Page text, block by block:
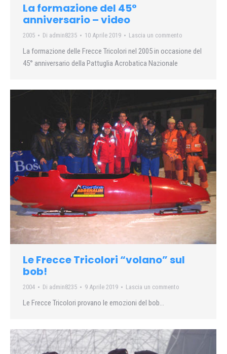
La formazione del 45°
anniversario – video
2005 Di admin8235 10 Aprile 2019 Lascia un commento
La formazione delle Frecce Tricolori nel 2005 in occasione del
45° anniversario della Pattuglia Acrobatica Nazionale
Le Frecce Tricolori “volano” sul
bob!
2004 Di admin8235 9 Aprile 2019 Lascia un commento
Le Frecce Tricolori provano le emozioni del bob…